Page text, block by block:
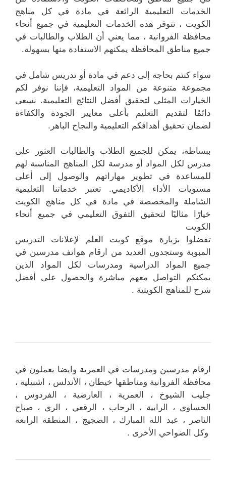
الخدمات التعليمية الرائعة في مادة في كل مناهج
الكويت ، تتوفر هذه الخدمات التعليمية في جميع أنحاء
محافظة الفروانية ، مما يعني أن الطلاب والطالبات في
جميع مناطق المحافظة يمكنهم الاستفادة منها بسهولة.
سواء كنتم بحاجة إلى دعم في مادة أو تدريس شامل في
مجموعة متنوعة من المواد التعليمية، فإننا نوفر لكم
الخيارات المثلى لتحقيق أفضل النتائج التعليمية. نسعى
دائمًا لتقديم التعليم بأعلى معايير الجودة والكفاءة
لضمان تحقيق أهدافكم التعليمية والنجاح الباهر.
ببساطة، يمكن للجميع الطلاب والطالبات العثور على
مدرس لكل المواد أو مدرسة لكل المناهج المناسبة لهم
للمساعدة في تطوير مهاراتهم والوصول إلى أعلى
مستويات الأداء الأكاديمي. تعتبر خدماتنا التعليمية
الشاملة والمخصصة في مادة في كل مناهج الكويت
خيارًا مثاليًا لتحقيق التفوق التعليمي في جميع أنحاء
الكويت
تفضلوا بزيارة موقع كويت العلم لإعلانات التدريس
المبوبة وستجدون العديد من ارقام هواتف مدرسين في
جميع المواد الدراسية ومدرسات لكل المواد الذين
يمكنكم التواصل معهم مباشرة والحصول على أفضل
شرح للمناهج الكويتية .
ارقام مدرسين ومدرسات في العمرية وايضا يعملون في
محافظة الفروانية ومناطقها خيطان ، الأندلس ، اشبيلية ،
جليب الشيوخ ، العمرية ، العارضية ، الفردوس ،
الحساوي ، الرابية ، الرحاب ، الرقعي ، الري ، صباح
الناصر ، عبد الله المبارك ، الضجيج ، المنطقة الرابعة
وكل الضواحي الأخرى .